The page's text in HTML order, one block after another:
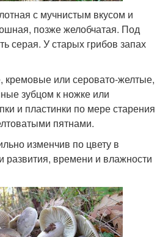
с мучнистым вкусом и
позже желобчатая. Под
серая. У старых грибов запах
кремовые или серовато-желтые,
зубцом к ножке или
и пластинки по мере старения
пятнами.
изменчив по цвету в
развития, времени и влажности